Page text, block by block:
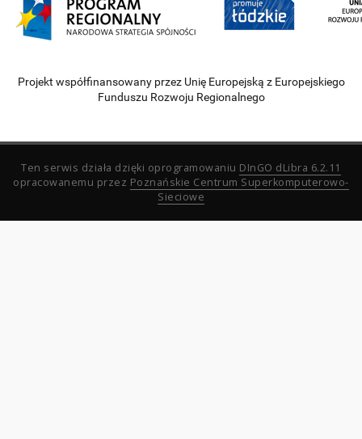
Projekt współfinansowany przez Unię Europejską z Europejskiego
Funduszu Rozwoju Regionalnego
Ten serwis działa dzięki oprogramowaniu DInGO dLibra 6.2.11
opracowanemu przez Poznańskie Centrum Superkomputerowo-
Sieciowe